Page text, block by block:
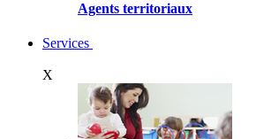
Agents territoriaux
Services
X